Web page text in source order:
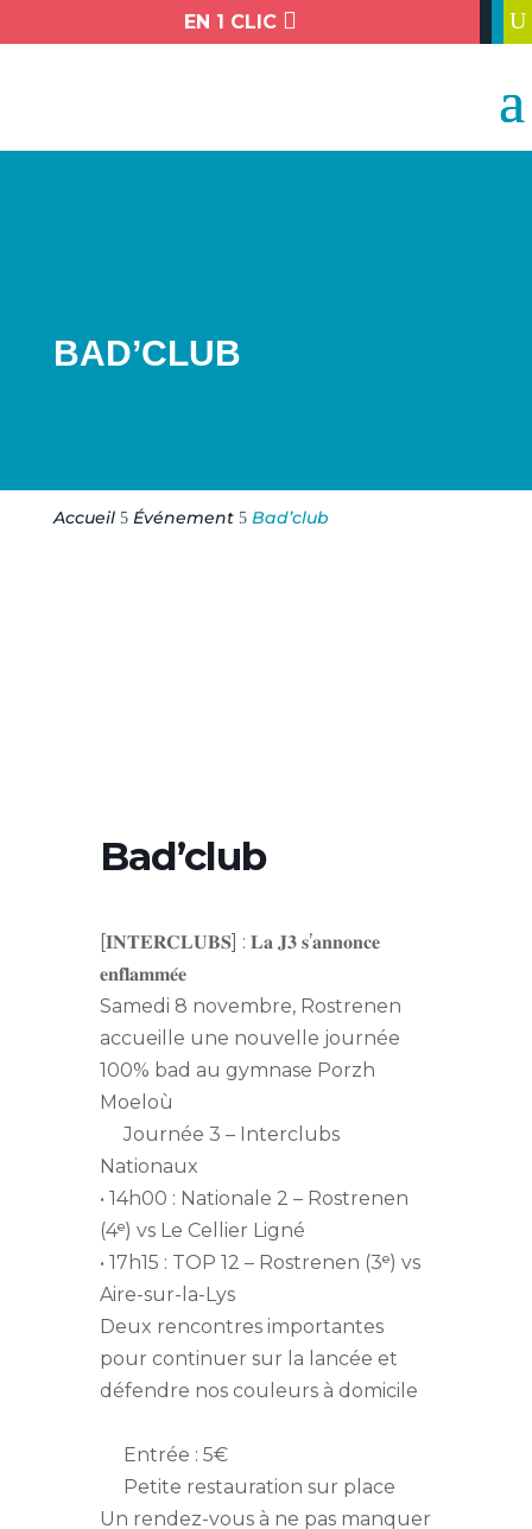
EN 1 CLIC  U
BAD’CLUB
Accueil 5 Événement 5 Bad’club
Bad’club
[𝐈𝐍𝐓𝐄𝐑𝐂𝐋𝐔𝐁𝐒] : 𝐋𝐚 𝐉𝟑 𝐬’𝐚𝐧𝐧𝐨𝐧𝐜𝐞
𝐞𝐧𝐟𝐥𝐚𝐦𝐦𝐞́𝐞
Samedi 8 novembre, Rostrenen
accueille une nouvelle journée
100% bad au gymnase Porzh
Moeloù
Journée 3 – Interclubs
Nationaux
• 14h00 : Nationale 2 – Rostrenen
(4ᵉ) vs Le Cellier Ligné
• 17h15 : TOP 12 – Rostrenen (3ᵉ) vs
Aire-sur-la-Lys
Deux rencontres importantes
pour continuer sur la lancée et
défendre nos couleurs à domicile
Entrée : 5€
Petite restauration sur place
Un rendez-vous à ne pas manquer